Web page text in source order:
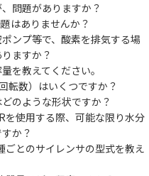
問題がありますか？
はありませんか？
ンプ等で、酸素を排気する場
ますか？
を教えてください。
転数）はいくつですか？
のような形状ですか？
を使用する際、可能な限り水分
か？
ごとのサイレンサの型式を教え